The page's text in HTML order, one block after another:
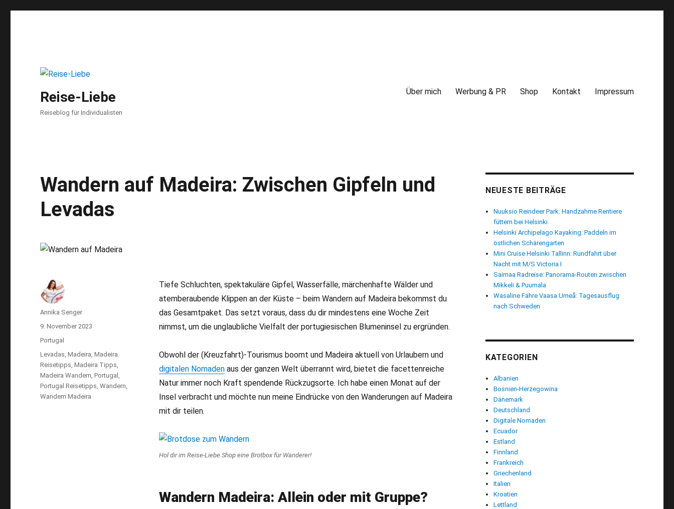
Reise-Liebe
Reiseblog für Individualisten
Über mich Werbung & PR Shop Kontakt Impressum
Wandern auf Madeira: Zwischen Gipfeln und
Levadas
Tiefe Schluchten, spektakuläre Gipfel, Wasserfälle, märchenhafte Wälder und
atemberaubende Klippen an der Küste – beim Wandern auf Madeira bekommst du
das Gesamtpaket. Das setzt voraus, dass du dir mindestens eine Woche Zeit
nimmst, um die unglaubliche Vielfalt der portugiesischen Blumeninsel zu ergründen.
Obwohl der (Kreuzfahrt)-Tourismus boomt und Madeira aktuell von Urlaubern und
digitalen Nomadenaus der ganzen Welt überrannt wird, bietet die facettenreiche
Natur immer noch Kraft spendende Rückzugsorte. Ich habe einen Monat auf der
Insel verbracht und möchte nun meine Eindrücke von den Wanderungen auf Madeira
mit dir teilen.
Hol dir im Reise-Liebe Shop eine Brotbox für Wanderer!
Wandern Madeira: Allein oder mit Gruppe?
Autor
Annika Senger
Veröffentlicht
am
9. November 2023
Kategorien
Portugal
Schlagwörter
Levadas ,Madeira ,Madeira
Reisetipps ,Madeira Tipps
Madeira Wandern ,Portugal
Portugal Reisetipps ,Wandern
Wandern Madeira
NEUESTE BEITRÄGE
Nuuksio Reindeer Park: Handzahme Rentiere
füttern bei Helsinki
Helsinki Archipelago Kayaking: Paddeln im
östlichen Schärengarten
Mini Cruise Helsinki Tallinn: Rundfahrt über
Nacht mit M/S Victoria I
Saimaa Radreise: Panorama-Routen zwischen
Mikkeli & Puumala
Wasaline Fähre Vaasa Umeå: Tagesausflug
nach Schweden
KATEGORIEN
Albanien
Bosnien-Herzegowina
Dänemark
Deutschland
Digitale Nomaden
Ecuador
Estland
Finnland
Frankreich
Griechenland
Italien
Kroatien
Lettland